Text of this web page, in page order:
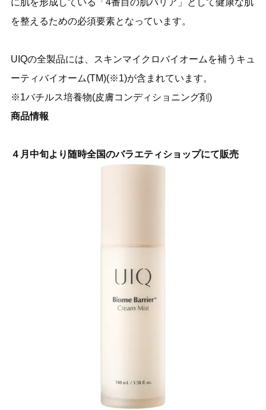
を整えるための必須要素となっています。
UIQの全製品には、スキンマイクロバイオームを補うキュ
ーティバイオーム(TM)(※1)が含まれています。
※1バチルス培養物(皮膚コンディショニング剤)
商品情報
４月中旬より随時全国のバラエティショップにて販売